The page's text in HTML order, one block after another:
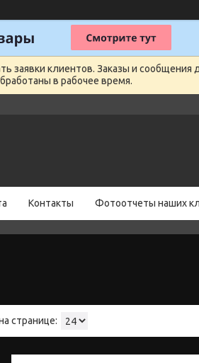
заявки клиентов. Заказы и
в рабочее время.
Контакты Фотоотчеты наших